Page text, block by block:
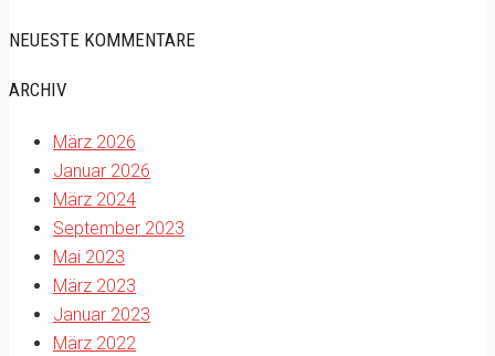
NEUESTE KOMMENTARE
ARCHIV
März 2026
Januar 2026
März 2024
September 2023
Mai 2023
März 2023
Januar 2023
März 2022